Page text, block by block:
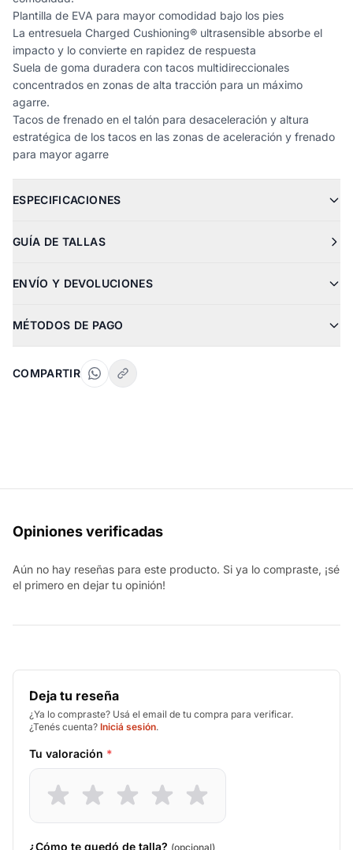
Plantilla de EVA para mayor comodidad bajo los pies
La entresuela Charged Cushioning® ultrasensible absorbe el
impacto y lo convierte en rapidez de respuesta
Suela de goma duradera con tacos multidireccionales
concentrados en zonas de alta tracción para un máximo
agarre.
Tacos de frenado en el talón para desaceleración y altura
estratégica de los tacos en las zonas de aceleración y frenado
para mayor agarre
ESPECIFICACIONES
GUÍA DE TALLAS
ENVÍO Y DEVOLUCIONES
MÉTODOS DE PAGO
COMPARTIR
Opiniones verificadas
Aún no hay reseñas para este producto. Si ya lo compraste, ¡sé
el primero en dejar tu opinión!
Deja tu reseña
¿Ya lo compraste? Usá el email de tu compra para verificar.
¿Tenés cuenta? Iniciá sesión.
Tu valoración *
¿Cómo te quedó de talla? (opcional)